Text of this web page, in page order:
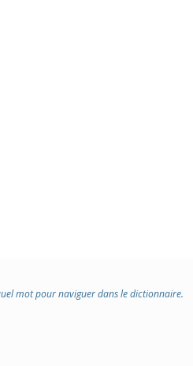
mot pour naviguer dans le dictionnaire.